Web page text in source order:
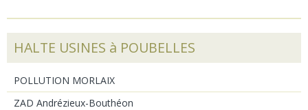
HALTE USINES à POUBELLES
POLLUTION MORLAIX
ZAD Andrézieux-Bouthéon